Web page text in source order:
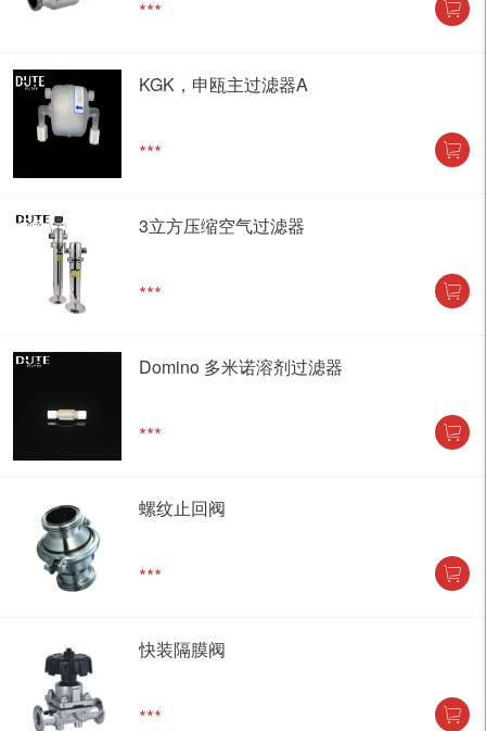
***
KGK，申瓯主过滤器A
***
3立方压缩空气过滤器
***
Domino 多米诺溶剂过滤器
***
螺纹止回阀
***
快装隔膜阀
***